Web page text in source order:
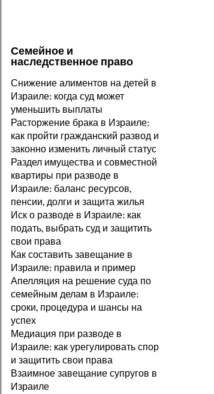
Семейное и
наследственное право
Снижение алиментов на детей в
Израиле: когда суд может
уменьшить выплаты
Расторжение брака в Израиле:
как пройти гражданский развод и
законно изменить личный статус
Раздел имущества и совместной
квартиры при разводе в
Израиле: баланс ресурсов,
пенсии, долги и защита жилья
Иск о разводе в Израиле: как
подать, выбрать суд и защитить
свои права
Как составить завещание в
Израиле: правила и пример
Апелляция на решение суда по
семейным делам в Израиле:
сроки, процедура и шансы на
успех
Медиация при разводе в
Израиле: как урегулировать спор
и защитить свои права
Взаимное завещание супругов в
Израиле